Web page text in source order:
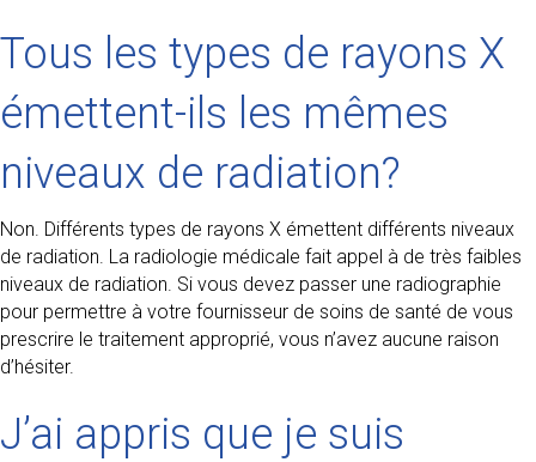
Tous les types de rayons X
émettent-ils les mêmes
niveaux de radiation?
Non. Différents types de rayons X émettent différents niveaux
de radiation. La radiologie médicale fait appel à de très faibles
niveaux de radiation. Si vous devez passer une radiographie
pour permettre à votre fournisseur de soins de santé de vous
prescrire le traitement approprié, vous n’avez aucune raison
d’hésiter.
J’ai appris que je suis